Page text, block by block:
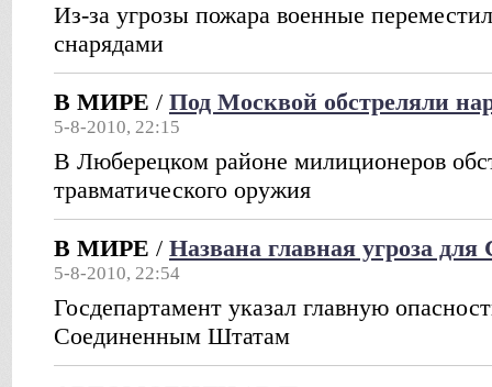
Из-за угрозы пожара военные
снарядами
В МИРЕ / Под Москвой обстреляли
5-8-2010, 22:15
В Люберецком районе милиционеров
травматического оружия
В МИРЕ / Названа главная угроза
5-8-2010, 22:54
Госдепартамент указал главную
Соединенным Штатам